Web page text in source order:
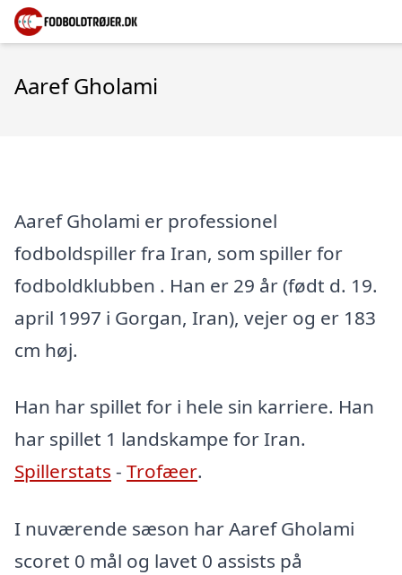
Aaref Gholami
Aaref Gholami er professionel
fodboldspiller fra Iran, som spiller for
fodboldklubben . Han er 29 år (født d. 19.
april 1997 i Gorgan, Iran), vejer og er 183
cm høj.
Han har spillet for i hele sin karriere. Han
har spillet 1 landskampe for Iran.
Spillerstats - Trofæer.
I nuværende sæson har Aaref Gholami
scoret 0 mål og lavet 0 assists på